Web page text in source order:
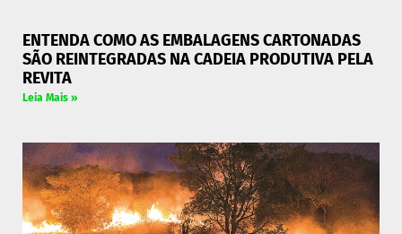
ENTENDA COMO AS EMBALAGENS CARTONADAS
SÃO REINTEGRADAS NA CADEIA PRODUTIVA PELA
REVITA
Leia Mais »